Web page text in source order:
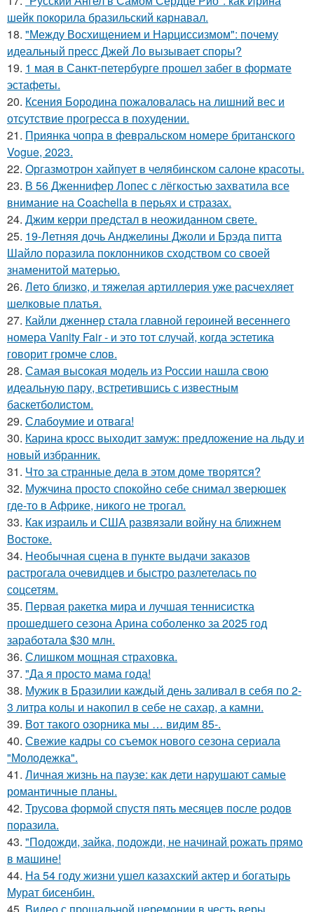
шейк покорила бразильский карнавал.
18. "Между Восхищением и Нарциссизмом": почему
идеальный пресс Джей Ло вызывает споры?
19. 1 мая в Санкт-петербурге прошел забег в формате
эстафеты.
20. Ксения Бородина пожаловалась на лишний вес и
отсутствие прогресса в похудении.
21. Приянка чопра в февральском номере британского
Vogue, 2023.
22. Оргазмотрон хайпует в челябинском салоне красоты.
23. В 56 Дженнифер Лопес с лёгкостью захватила все
внимание на Coachella в перьях и стразах.
24. Джим керри предстал в неожиданном свете.
25. 19-Летняя дочь Анджелины Джоли и Брэда питта
Шайло поразила поклонников сходством со своей
знаменитой матерью.
26. Лето близко, и тяжелая артиллерия уже расчехляет
шелковые платья.
27. Кайли дженнер стала главной героиней весеннего
номера Vanity Fair - и это тот случай, когда эстетика
говорит громче слов.
28. Самая высокая модель из России нашла свою
идеальную пару, встретившись с известным
баскетболистом.
29. Слабоумие и отвага!
30. Карина кросс выходит замуж: предложение на льду и
новый избранник.
31. Что за странные дела в этом доме творятся?
32. Мужчина просто спокойно себе снимал зверюшек
где-то в Африке, никого не трогал.
33. Как израиль и США развязали войну на ближнем
Востоке.
34. Необычная сцена в пункте выдачи заказов
растрогала очевидцев и быстро разлетелась по
соцсетям.
35. Первая ракетка мира и лучшая теннисистка
прошедшего сезона Арина соболенко за 2025 год
заработала $30 млн.
36. Слишком мощная страховка.
37. "Да я просто мама года!
38. Мужик в Бразилии каждый день заливал в себя по 2-
3 литра колы и накопил в себе не сахар, а камни.
39. Вот такого озорника мы … видим 85-.
40. Свежие кадры со съемок нового сезона сериала
"Молодежка".
41. Личная жизнь на паузе: как дети нарушают самые
романтичные планы.
42. Трусова формой спустя пять месяцев после родов
поразила.
43. "Подожди, зайка, подожди, не начинай рожать прямо
в машине!
44. На 54 году жизни ушел казахский актер и богатырь
Мурат бисенбин.